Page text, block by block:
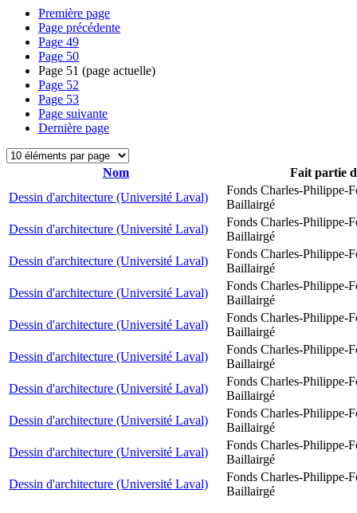
Première page
Page précédente
Page 49
Page 50
Page 51 (page actuelle)
Page 52
Page 53
Page suivante
Dernière page
Nom
Fait partie
Dessin d'architecture (Université Laval)
Fonds Charles-Philippe-
Baillairgé
Dessin d'architecture (Université Laval)
Fonds Charles-Philippe-
Baillairgé
Dessin d'architecture (Université Laval)
Fonds Charles-Philippe-
Baillairgé
Dessin d'architecture (Université Laval)
Fonds Charles-Philippe-
Baillairgé
Dessin d'architecture (Université Laval)
Fonds Charles-Philippe-
Baillairgé
Dessin d'architecture (Université Laval)
Fonds Charles-Philippe-
Baillairgé
Dessin d'architecture (Université Laval)
Fonds Charles-Philippe-
Baillairgé
Dessin d'architecture (Université Laval)
Fonds Charles-Philippe-
Baillairgé
Dessin d'architecture (Université Laval)
Fonds Charles-Philippe-
Baillairgé
Dessin d'architecture (Université Laval)
Fonds Charles-Philippe-
Baillairgé